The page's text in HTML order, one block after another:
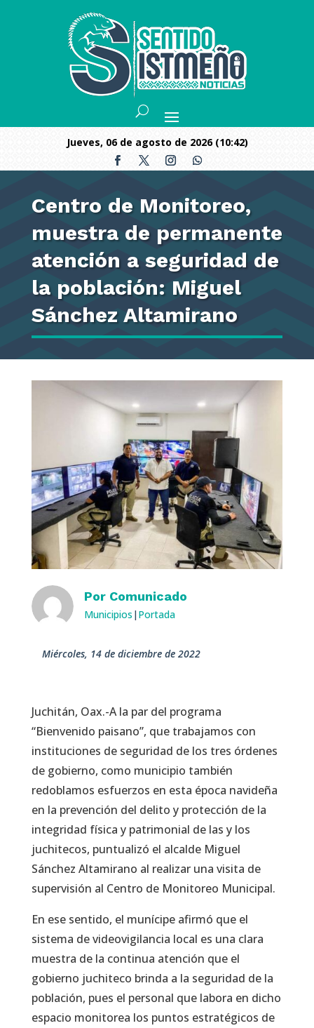
jueves, 06 de agosto de 2026 (10:42)
Centro de Monitoreo,
muestra de permanente
atención a seguridad de
la población: Miguel
Sánchez Altamirano
Por Comunicado
Municipios | Portada
miércoles, 14 de diciembre de 2022
Juchitán, Oax.-A la par del programa
“Bienvenido paisano”, que trabajamos con
instituciones de seguridad de los tres órdenes
de gobierno, como municipio también
redoblamos esfuerzos en esta época navideña
en la prevención del delito y protección de la
integridad física y patrimonial de las y los
juchitecos, puntualizó el alcalde Miguel
Sánchez Altamirano al realizar una visita de
supervisión al Centro de Monitoreo Municipal.
En ese sentido, el munícipe afirmó que el
sistema de videovigilancia local es una clara
muestra de la continua atención que el
gobierno juchiteco brinda a la seguridad de la
población, pues el personal que labora en dicho
espacio monitorea los puntos estratégicos de